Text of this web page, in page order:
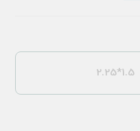
1.5*2.25